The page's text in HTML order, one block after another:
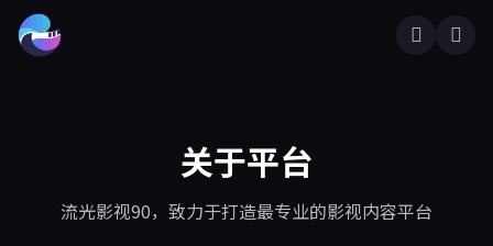
关于平台
流光影视90，致力于打造最专业的影视内容平台